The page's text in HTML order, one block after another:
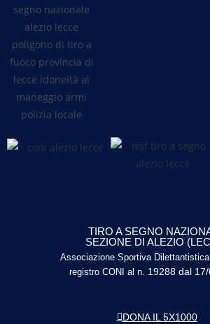
TIRO A SEGNO
SEZIONE DI ALEZIO
Associazione Sportiva
registro CONI al n. 19288 dal
DONA IL 5X1000